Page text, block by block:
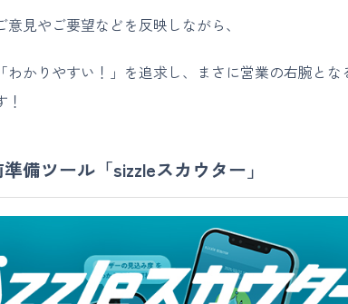
見やご要望などを反映しながら、
わかりやすい！」を追求し、まさに営業の右腕とな
備ツール「sizzleスカウター」